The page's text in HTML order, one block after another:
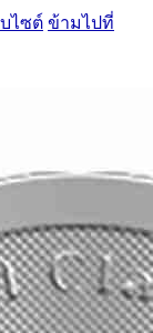
ไซต์ ข้ามไปที่